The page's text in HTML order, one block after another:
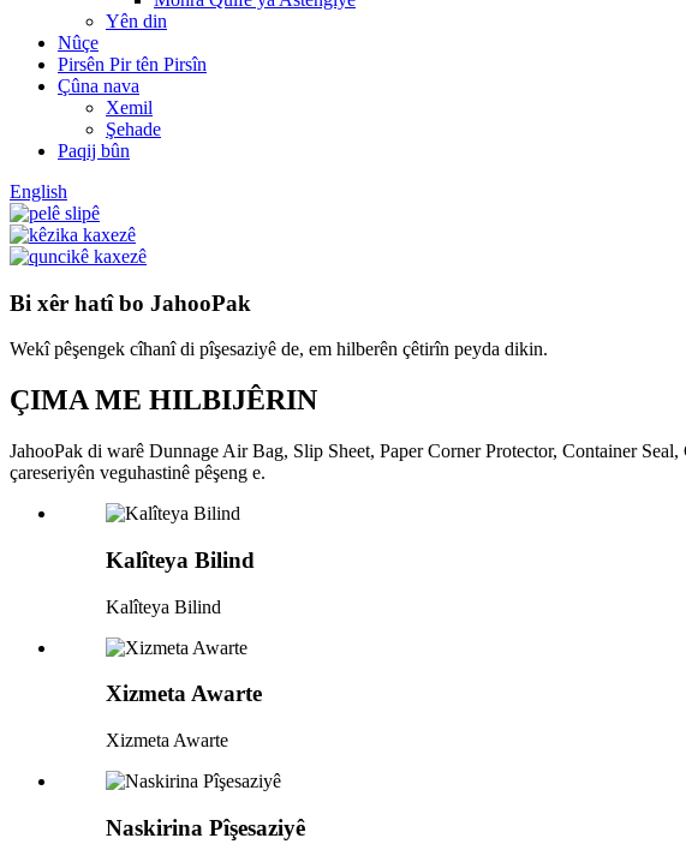
Yên din
Nûçe
Pirsên Pir tên Pirsîn
Çûna nava
Xemil
Şehade
Paqij bûn
English
Bi xêr hatî bo JahooPak
Wekî pêşengek cîhanî di pîşesaziyê de, em hilberên çêtirîn peyda dikin.
ÇIMA ME HILBIJÊRIN
JahooPak di warê Dunnage Air Bag, Slip Sheet, Paper Corner Protector, Container
çareseriyên veguhastinê pêşeng e.
Kalîteya Bilind
Kalîteya Bilind
Xizmeta Awarte
Xizmeta Awarte
Naskirina Pîşesaziyê